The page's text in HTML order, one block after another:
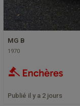
MG B
1970
Publié il y a 2 jours